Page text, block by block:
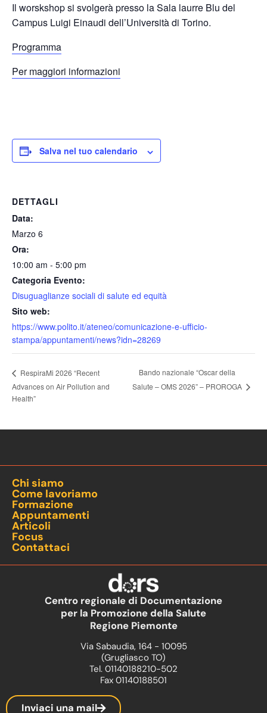
Il worskshop si svolgerà presso la Sala laurre Blu del
Campus Luigi Einaudi dell’Università di Torino.
Programma
Per maggiori informazioni
Salva nel tuo calendario
DETTAGLI
Data:
Marzo 6
Ora:
10:00 am - 5:00 pm
Categoria Evento:
Disuguaglianze sociali di salute ed equità
Sito web:
https://www.polito.it/ateneo/comunicazione-e-ufficio-
stampa/appuntamenti/news?idn=28269
RespiraMi 2026 “Recent
Advances on Air Pollution and
Health”
Bando nazionale “Oscar della
Salute – OMS 2026” – PROROGA
Chi siamo
Come lavoriamo
Formazione
Appuntamenti
Articoli
Focus
Contattaci
Centro regionale di Documentazione
per la Promozione della Salute
Regione Piemonte
Via Sabaudia, 164 - 10095
(Grugliasco TO)
Tel. 01140188210-502
Fax 01140188501
Inviaci una mail